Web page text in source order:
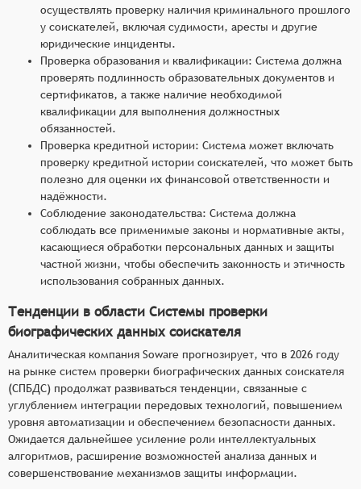
осуществлять проверку наличия криминального прошлого
у соискателей, включая судимости, аресты и другие
юридические инциденты.
Проверка образования и квалификации: Система должна
проверять подлинность образовательных документов и
сертификатов, а также наличие необходимой
квалификации для выполнения должностных
обязанностей.
Проверка кредитной истории: Система может включать
проверку кредитной истории соискателей, что может быть
полезно для оценки их финансовой ответственности и
надёжности.
Соблюдение законодательства: Система должна
соблюдать все применимые законы и нормативные акты,
касающиеся обработки персональных данных и защиты
частной жизни, чтобы обеспечить законность и этичность
использования собранных данных.
Тенденции в области Системы проверки
биографических данных соискателя
Аналитическая компания Soware прогнозирует, что в 2026 году
на рынке систем проверки биографических данных соискателя
(СПБДС) продолжат развиваться тенденции, связанные с
углублением интеграции передовых технологий, повышением
уровня автоматизации и обеспечением безопасности данных.
Ожидается дальнейшее усиление роли интеллектуальных
алгоритмов, расширение возможностей анализа данных и
совершенствование механизмов защиты информации.